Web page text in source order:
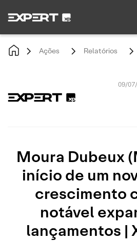
Ações Relatórios
09/07/
Moura Dubeux
início de um
crescimento
notável
lançamentos |